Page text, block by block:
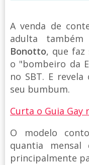
A venda de
adulta
Bonotto, que faz
o "bombeiro da
no SBT. E
seu bumbum.
Curta o Guia Gay
O modelo
quantia
principalmente